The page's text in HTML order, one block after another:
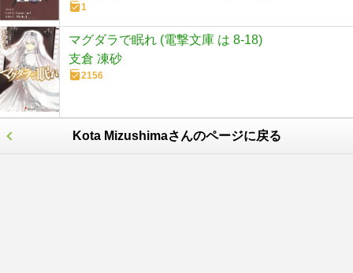
1
マグダラで眠れ (電撃文庫 は 8-18)
支倉 凍砂
2156
Kota Mizushimaさんのページに戻る